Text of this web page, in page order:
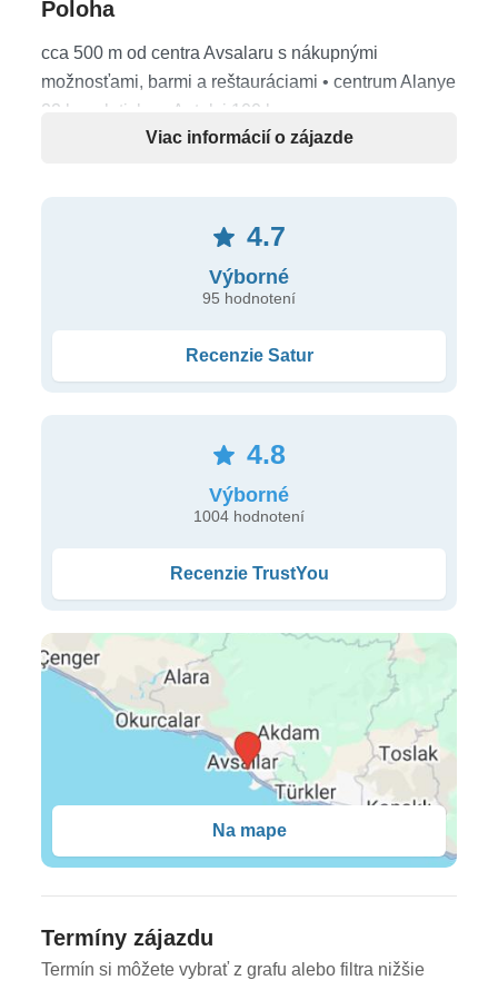
Poloha
cca 500 m od centra Avsalaru s nákupnými
možnosťami, barmi a reštauráciami • centrum Alanye
22 km • letisko v Antalyi 100 km
do mora • slnečníky, ležadlá, matrace a plážové
čajový set • Wi-Fi pripojenie • balkón
Typy ubytovania
dvojlôžkové izby s možnosťou prístelky s výhľadom
na more • k dispozícii sú rodinné izby vo forme
Stravovanie
All inclusive
raňajky (07:30-10:00 h), obedy (12:30-14:00 h) a
večere (19:00-21:00 h) formou bufetu • neskoré
raňajky • 2 a la carte reštaurácie • počas dňa rôzne
snacky • vo vyhradenom čase káva, čaj a koláče •
miestne alko a nealko nápoje
Vybavenie a služby hotela
Viac informácií o zájazde
4.7
Výborné
95 hodnotení
Recenzie Satur
4.8
Výborné
1004 hodnotení
Recenzie TrustYou
Na mape
Termíny zájazdu
Termín si môžete vybrať z grafu alebo filtra nižšie